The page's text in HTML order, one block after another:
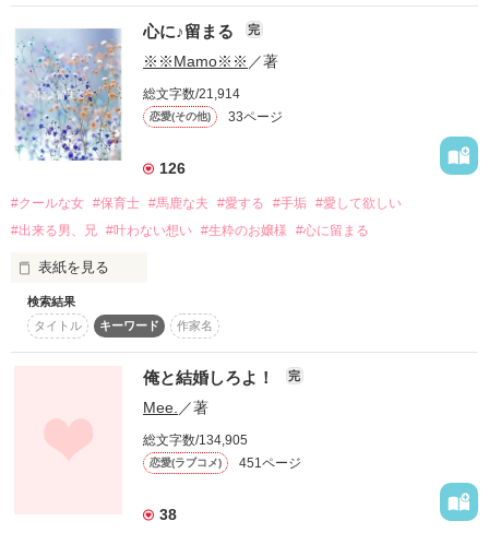
よろしくお願いします。
作品を読む
拙い文章・内容かもしれませんが
読んで頂けましたら幸いです。
合わないと思われましたら
直ぐに退出されて下さい。
宜しくお願い致します。
🔹不倫の要素があります。
苦手、不快と思われる方は
読まずに退出されて下さい。🔸🔸
50歳を過ぎ、同僚から
資産整理の話しをされて
家の売却とマンション暮らしを考えて
心に♪留まる 完
※※Mamo※※ ／著
総文字数/21,914
恋愛(その他) 33ページ
126
#クールな女 #保育士 #馬鹿な夫 #愛する #手垢 #愛して欲しい
#出来る男、兄 #叶わない想い #生粋のお嬢様 #心に留まる
表紙を見る
[　68作品目　]
     完結致しました。
本当は、この内容では
ありませんでしたが
似たような内容に
先が進まなくなり停滞
変えて·····みようと······
読んで頂けましたら
検索結果
タイトル
キーワード 作家名
俺と結婚しろよ！ 完
Mee.／著
総文字数/134,905
恋愛(ラブコメ) 451ページ
38